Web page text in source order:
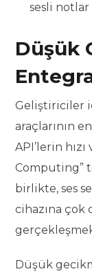
sesli
Düşük
Geliştiriciler
araçlarının
API’lerin
Computing”
birlikte, ses
cihazına çok
Düşük